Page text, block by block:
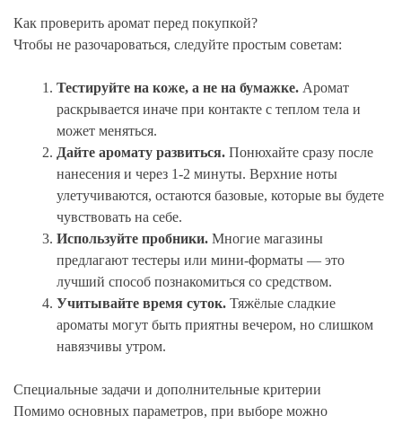
Как проверить аромат перед покупкой?
Чтобы не разочароваться, следуйте простым советам:
Тестируйте на коже, а не на бумажке. Аромат
раскрывается иначе при контакте с теплом тела и
может меняться.
Дайте аромату развиться. Понюхайте сразу после
нанесения и через 1-2 минуты. Верхние ноты
улетучиваются, остаются базовые, которые вы будете
чувствовать на себе.
Используйте пробники. Многие магазины
предлагают тестеры или мини-форматы — это
лучший способ познакомиться со средством.
Учитывайте время суток. Тяжёлые сладкие
ароматы могут быть приятны вечером, но слишком
навязчивы утром.
Специальные задачи и дополнительные критерии
Помимо основных параметров, при выборе можно